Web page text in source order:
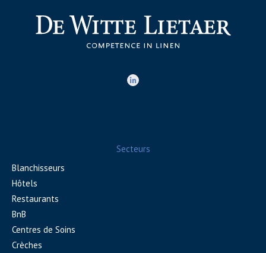
Secteurs
Blanchisseurs
Hôtels
Restaurants
BnB
Centres de Soins
Crèches